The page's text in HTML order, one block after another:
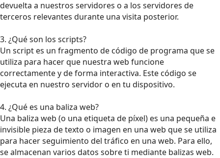
devuelta a nuestros servidores o a los servidores de
terceros relevantes durante una visita posterior.
3. ¿Qué son los scripts?
Un script es un fragmento de código de programa que se
utiliza para hacer que nuestra web funcione
correctamente y de forma interactiva. Este código se
ejecuta en nuestro servidor o en tu dispositivo.
4. ¿Qué es una baliza web?
Una baliza web (o una etiqueta de píxel) es una pequeña e
invisible pieza de texto o imagen en una web que se utiliza
para hacer seguimiento del tráfico en una web. Para ello,
se almacenan varios datos sobre ti mediante balizas web.